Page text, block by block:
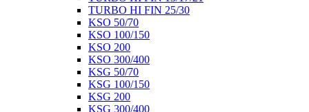
TURBO HI FIN 25/30
KSO 50/70
KSO 100/150
KSO 200
KSO 300/400
KSG 50/70
KSG 100/150
KSG 200
KSG 300/400